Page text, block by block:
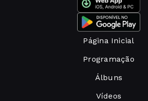
Página Inicial
Programação
Álbuns
Vídeos